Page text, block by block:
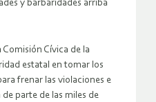
y barbaridades arriba
Cívica de la
estatal en tomar los
frenar las violaciones e
parte de las miles de